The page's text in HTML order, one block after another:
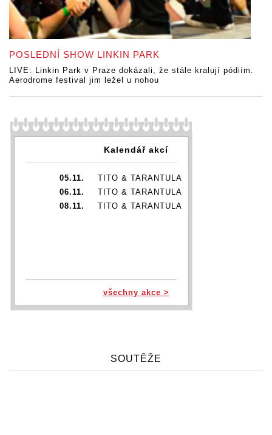
POSLEDNÍ SHOW LINKIN PARK
LIVE: Linkin Park v Praze dokázali, že stále kralují pódiím.
Aerodrome festival jim ležel u nohou
Kalendář akcí
05.11.
TITO & TARANTULA
06.11.
TITO & TARANTULA
08.11.
TITO & TARANTULA
všechny akce >
SOUTĚŽE